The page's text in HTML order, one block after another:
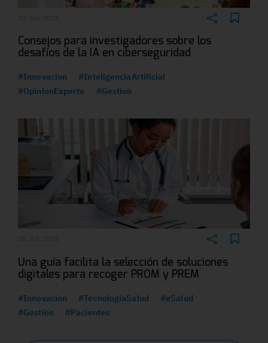
Consejos para investigadores sobre los
desafíos de la IA en ciberseguridad
#Innovacion
#InteligenciaArtificial
#OpinionExperto
#Gestion
Una guía facilita la selección de soluciones
digitales para recoger PROM y PREM
#Innovacion #TecnologiaSalud
#eSalud
#Gestion
#Pacientes